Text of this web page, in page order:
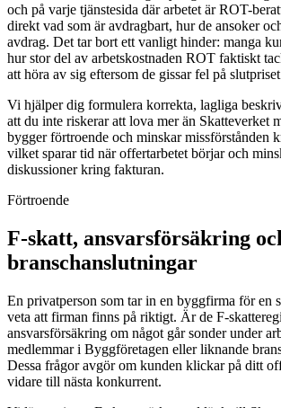
och på varje tjänstesida där arbetet är ROT-
direkt vad som är avdragbart, hur de ansoker
avdrag. Det tar bort ett vanligt hinder: manga
hur stor del av arbetskostnaden ROT faktiskt
att höra av sig eftersom de gissar fel på
Vi hjälper dig formulera korrekta, lagliga
att du inte riskerar att lova mer än Skatteverket
bygger förtroende och minskar
vilket sparar tid när offertarbetet börjar och
diskussioner kring fakturan.
Förtroende
F-skatt, ansvarsförsäkring
branschanslutningar
En privatperson som tar in en byggfirma för en
veta att firman finns på riktigt. Är de F-
ansvarsförsäkring om något går sonder under
medlemmar i Byggföretagen eller liknande
Dessa frågor avgör om kunden klickar på ditt
vidare till nästa konkurrent.